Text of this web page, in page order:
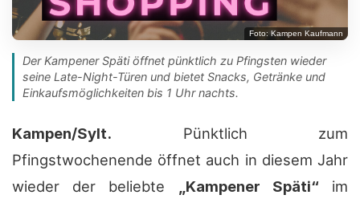
Foto: Kampen Kaufmann
Der Kampener Späti öffnet pünktlich zu Pfingsten wieder
seine Late-Night-Türen und bietet Snacks, Getränke und
Einkaufsmöglichkeiten bis 1 Uhr nachts.
Kampen/Sylt. Pünktlich zum
Pfingstwochenende öffnet auch in diesem Jahr
wieder der beliebte
„Kampener Späti“ im